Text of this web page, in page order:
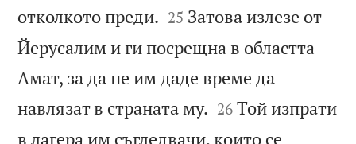
отколкото преди. 

25 Затова излезе от
Йерусалим и ги посрещна в областта
Амат, за да не им даде време да
навлязат в страната му. 

26 Той изпрати
в лагера им съгледвачи, които се